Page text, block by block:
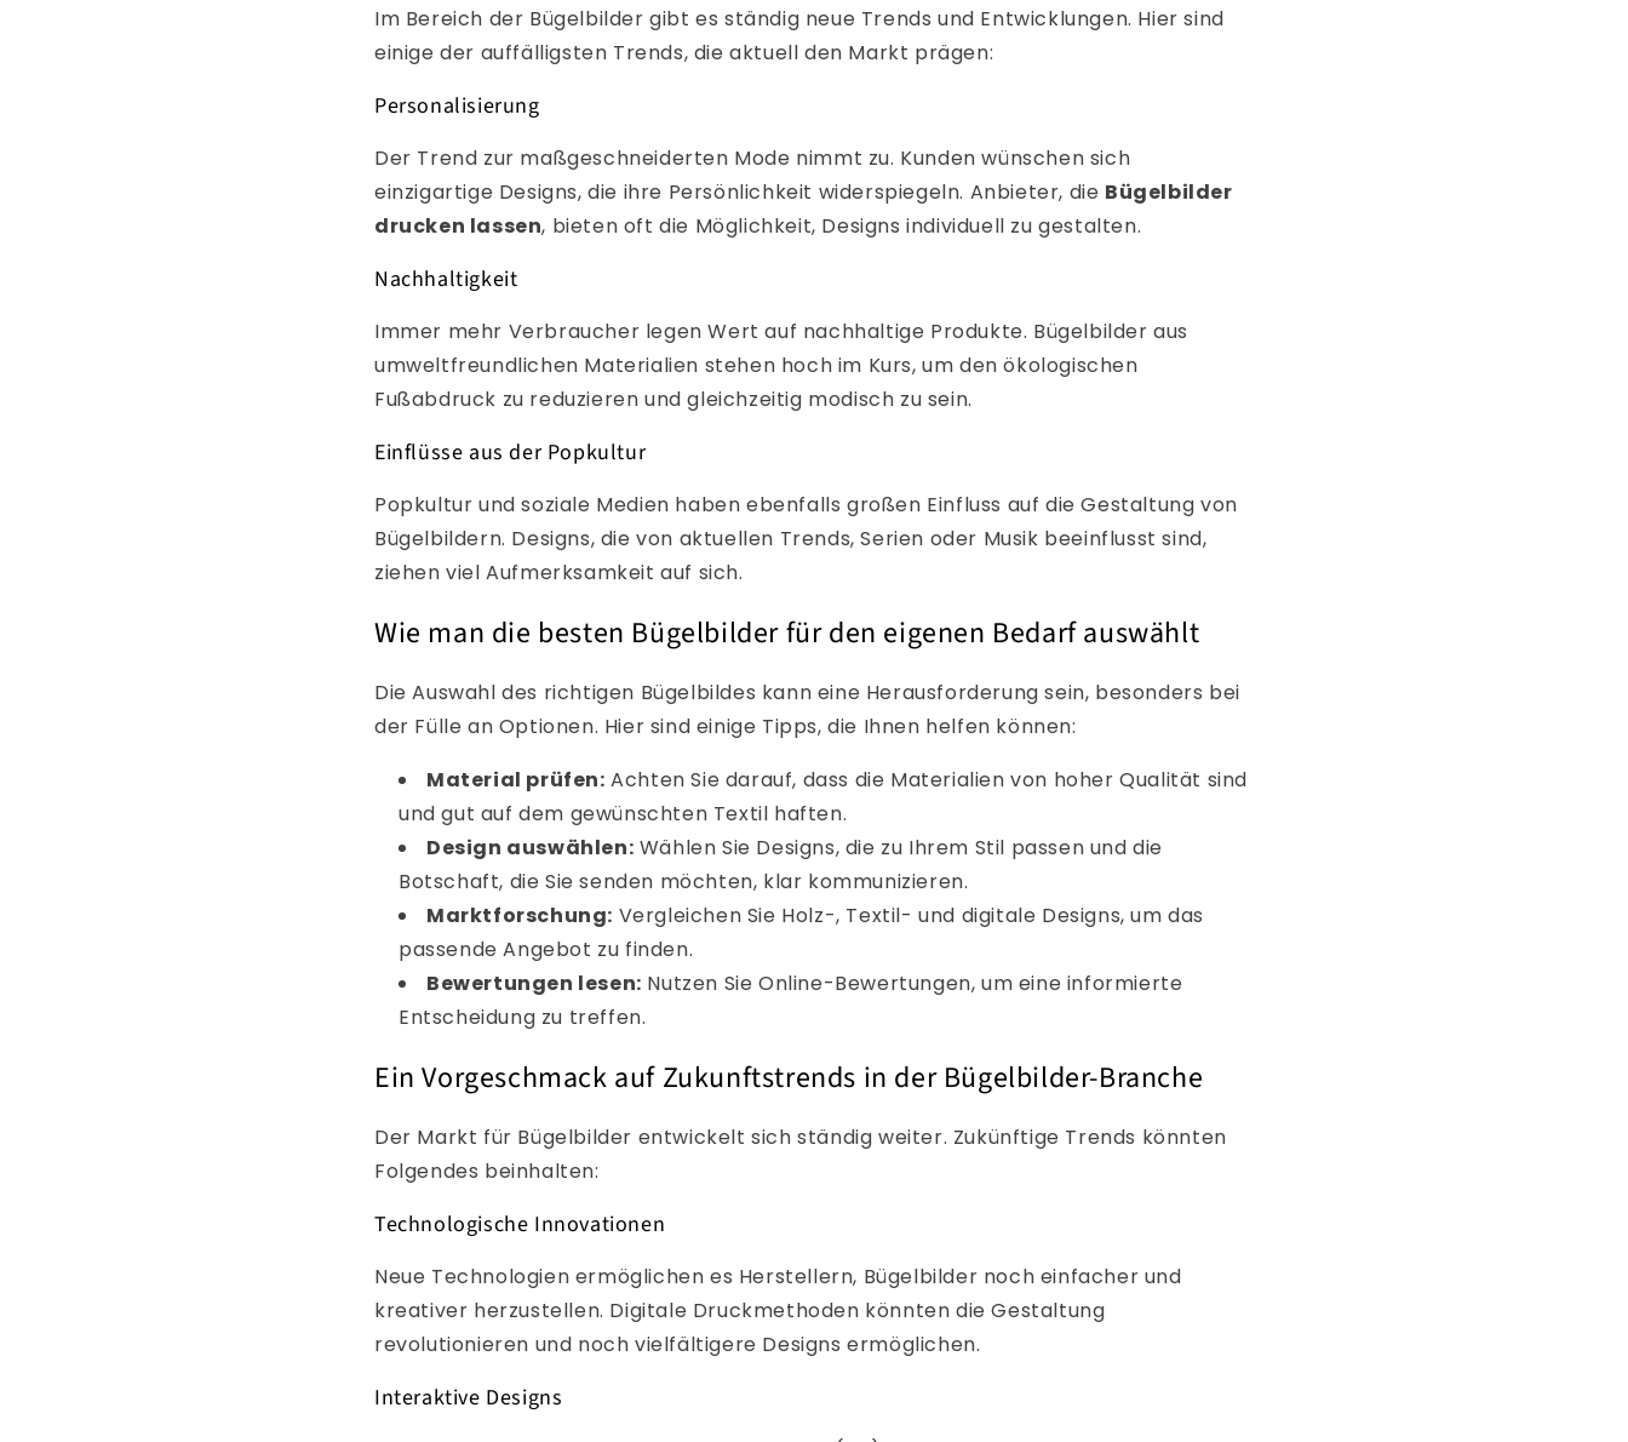
Im Bereich der Bügelbilder gibt es ständig neue Trends und Entwicklungen. Hier sind
einige der auffälligsten Trends, die aktuell den Markt prägen:
Personalisierung
Der Trend zur maßgeschneiderten Mode nimmt zu. Kunden wünschen sich
einzigartige Designs, die ihre Persönlichkeit widerspiegeln. Anbieter, die Bügelbilder
drucken lassen, bieten oft die Möglichkeit, Designs individuell zu gestalten.
Nachhaltigkeit
Immer mehr Verbraucher legen Wert auf nachhaltige Produkte. Bügelbilder aus
umweltfreundlichen Materialien stehen hoch im Kurs, um den ökologischen
Fußabdruck zu reduzieren und gleichzeitig modisch zu sein.
Einflüsse aus der Popkultur
Popkultur und soziale Medien haben ebenfalls großen Einfluss auf die Gestaltung von
Bügelbildern. Designs, die von aktuellen Trends, Serien oder Musik beeinflusst sind,
ziehen viel Aufmerksamkeit auf sich.
Wie man die besten Bügelbilder für den eigenen Bedarf auswählt
Die Auswahl des richtigen Bügelbildes kann eine Herausforderung sein, besonders bei
der Fülle an Optionen. Hier sind einige Tipps, die Ihnen helfen können:
Material prüfen: Achten Sie darauf, dass die Materialien von hoher Qualität sind
und gut auf dem gewünschten Textil haften.
Design auswählen: Wählen Sie Designs, die zu Ihrem Stil passen und die
Botschaft, die Sie senden möchten, klar kommunizieren.
Marktforschung: Vergleichen Sie Holz-, Textil- und digitale Designs, um das
passende Angebot zu finden.
Bewertungen lesen: Nutzen Sie Online-Bewertungen, um eine informierte
Entscheidung zu treffen.
Ein Vorgeschmack auf Zukunftstrends in der Bügelbilder-Branche
Der Markt für Bügelbilder entwickelt sich ständig weiter. Zukünftige Trends könnten
Folgendes beinhalten:
Technologische Innovationen
Neue Technologien ermöglichen es Herstellern, Bügelbilder noch einfacher und
kreativer herzustellen. Digitale Druckmethoden könnten die Gestaltung
revolutionieren und noch vielfältigere Designs ermöglichen.
Interaktive Designs